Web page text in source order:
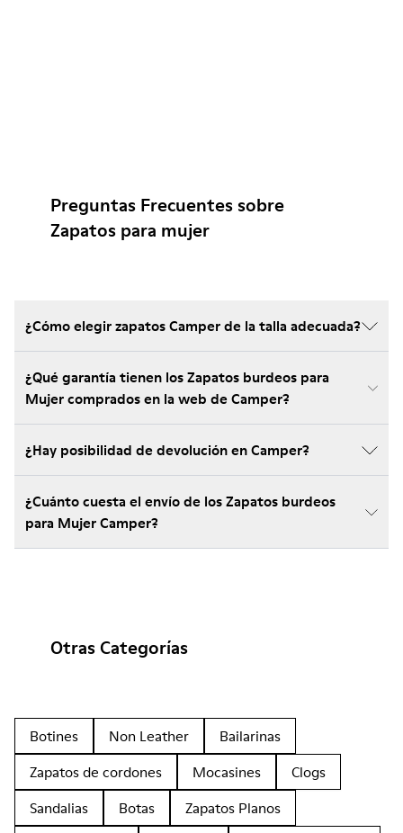
Preguntas Frecuentes sobre
Zapatos para mujer
¿Cómo elegir zapatos Camper de la talla adecuada?
¿Qué garantía tienen los Zapatos burdeos para
Mujer comprados en la web de Camper?
¿Hay posibilidad de devolución en Camper?
¿Cuánto cuesta el envío de los Zapatos burdeos
para Mujer Camper?
Otras Categorías
Botines Non Leather
Bailarinas
Zapatos de cordones
Mocasines
Clogs
Sandalias
Botas
Zapatos Planos